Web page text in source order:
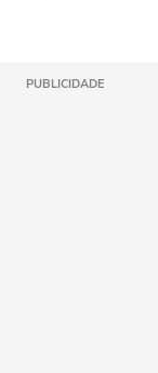
PUBLICIDADE